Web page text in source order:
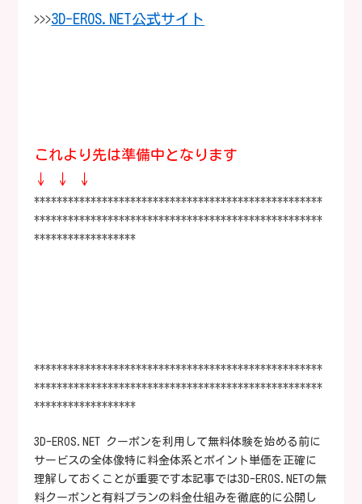
>>>3D-EROS.NET公式サイト
これより先は準備中となります
↓ ↓ ↓
***************************************************
***************************************************
******************
***************************************************
***************************************************
******************
3D-EROS.NET クーポンを利用して無料体験を始める前に
サービスの全体像特に料金体系とポイント単価を正確に
理解しておくことが重要です本記事では3D-EROS.NETの無
料クーポンと有料プランの料金仕組みを徹底的に公開し